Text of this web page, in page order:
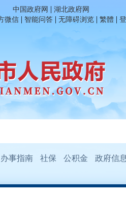
中国政府网 | 湖北政府网
微信 | 智能问答 | 无障碍浏览 | 繁體 |
办事指南 社保 公积金 政府信